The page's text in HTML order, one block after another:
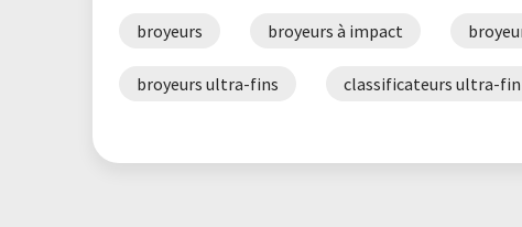
broyeurs broyeurs à impact
broyeurs ultra-fins classificateurs ultra-fin